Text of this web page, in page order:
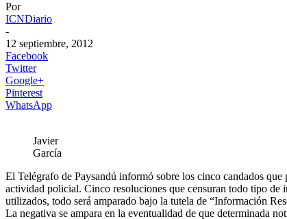
Por
ICNDiario
-
12 septiembre, 2012
Facebook
Twitter
Google+
Pinterest
WhatsApp
Javier
García
El Telégrafo de Paysandú informó sobre los cinco candados
actividad policial. Cinco resoluciones que censuran todo tipo de
utilizados, todo será amparado bajo la tutela de “Información
La negativa se ampara en la eventualidad de que determinada